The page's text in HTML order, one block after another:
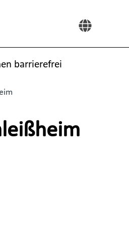
barrierefrei